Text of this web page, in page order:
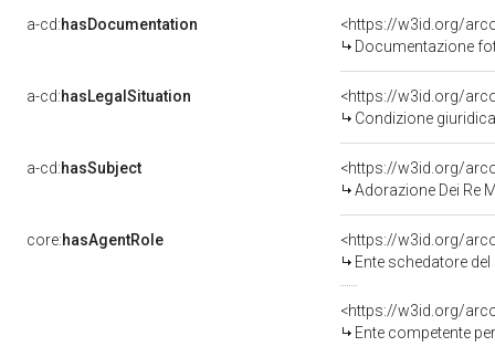
a-cd:hasDocumentation
Documentazione
a-cd:hasLegalSituation
<https://w3id.org/
Condizione
a-cd:hasSubject
<https://w3id.org/
Adorazione Dei Re
core:hasAgentRole
<https://w3id.org/
Ente schedatore del bene
<https://w3id.org/
Ente competente